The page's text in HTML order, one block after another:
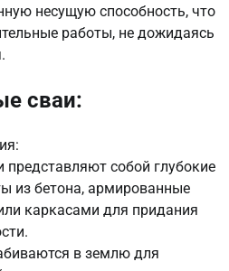
несущую способность, что
работы, не дожидаясь
сваи:
собой глубокие
из бетона, армированные
каркасами для придания
в землю для